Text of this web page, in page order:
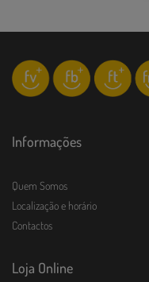
Informações
Quem Somos
Localização e horário
Contactos
Loja Online